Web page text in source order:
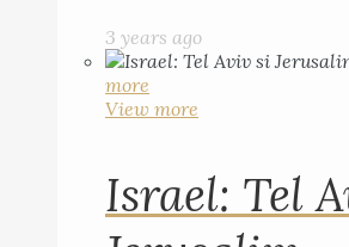
3 years ago
more
View more
Israel: Tel